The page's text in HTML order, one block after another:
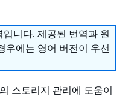
니다. 제공된 번역과 원
우에는 영어 버전이 우선
스토리지 관리에 도움이